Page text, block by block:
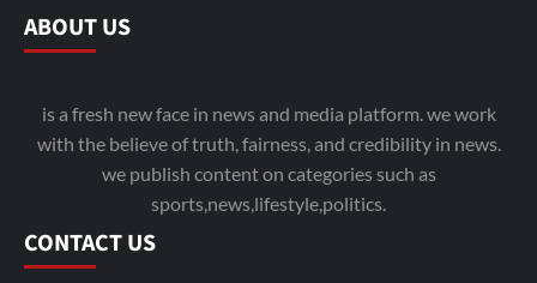
ABOUT US
is a fresh new face in news and media platform. we work
with the believe of truth, fairness, and credibility in news.
we publish content on categories such as
sports,news,lifestyle,politics.
CONTACT US